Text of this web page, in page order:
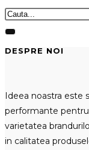
DESPRE NOI
Ideea noastra este
performante
varietatea
in calitatea